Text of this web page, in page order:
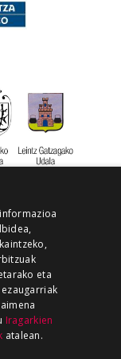
GUKA
eta
Iragarkien
atalean.